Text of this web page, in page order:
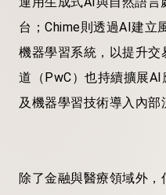
台；Chime則透過AI建立
機器學習系統，以提升
道（PwC）也持續擴展
及機器學習技術導入內部
除了金融與醫療領域外，